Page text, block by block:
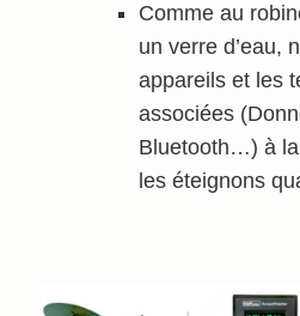
Comme au
un verre d’eau,
appareils et les
associées
Bluetooth…) à
les éteignons